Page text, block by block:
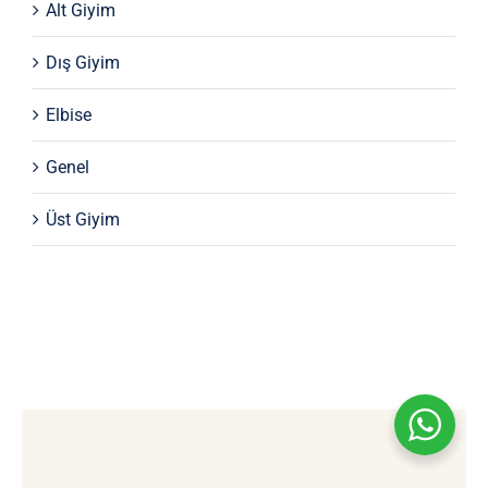
Alt Giyim
Dış Giyim
Elbise
Genel
Üst Giyim